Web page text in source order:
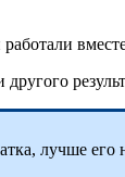
лучше его